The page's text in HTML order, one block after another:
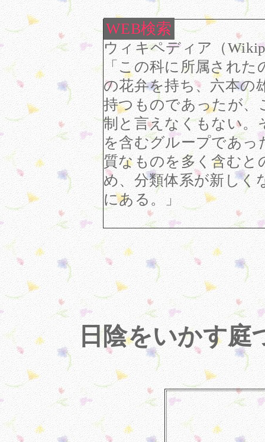
WEB検索
ウィキペディア（
「この科に所属された
の花弁を持ち、六本の
持つものであったが、
制と言えなくもない。
を含むグループであっ
質なものを多く含むと
め、分類体系が新しく
にある。」
日陰をいかす庭